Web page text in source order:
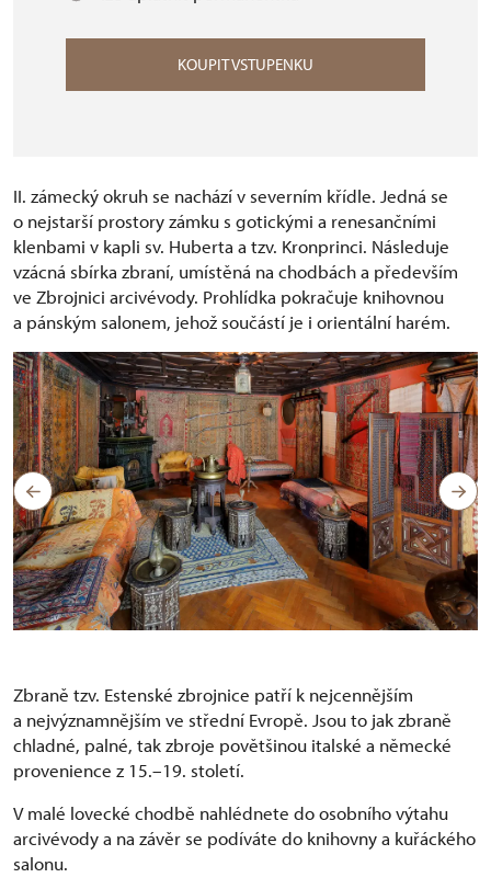
KOUPIT VSTUPENKU
II. zámecký okruh se nachází v severním křídle. Jedná se
o nejstarší prostory zámku s gotickými a renesančními
klenbami v kapli sv. Huberta a tzv. Kronprinci. Následuje
vzácná sbírka zbraní, umístěná na chodbách a především
ve Zbrojnici arcivévody. Prohlídka pokračuje knihovnou
a pánským salonem, jehož součástí je i orientální harém.
Zbraně tzv. Estenské zbrojnice patří k nejcennějším
a nejvýznamnějším ve střední Evropě. Jsou to jak zbraně
chladné, palné, tak zbroje povětšinou italské a německé
provenience z 15.–19. století.
V malé lovecké chodbě nahlédnete do osobního výtahu
arcivévody a na závěr se podíváte do knihovny a kuřáckého
salonu.